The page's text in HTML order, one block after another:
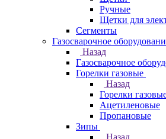
Ручные
Щетки для
Сегменты
Газосварочное
Назад
Газосварочное
Горелки газовые
Назад
Горелки
Ацетиленовые
Пропановые
Зипы
Назад